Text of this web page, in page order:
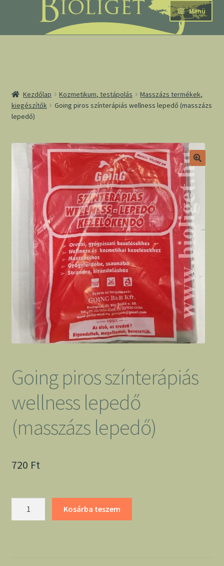
navigációhoz
tartalomba
Menü
Kezdőlap Kozmetikum, testápolás
Masszázs termékek,
kiegészítők
Going piros színterápiás wellness lepedő (masszázs
lepedő)
Going piros színterápiás
wellness lepedő
(masszázs lepedő)
720 Ft
Kosárba teszem